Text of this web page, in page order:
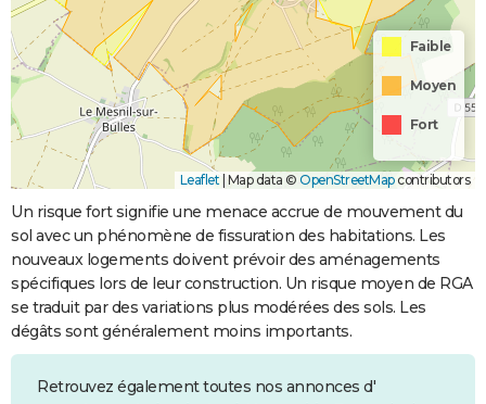
Faible
Moyen
Fort
Leaflet | Map data © OpenStreetMapcontributors
Un risque fort signifie une menace accrue de mouvement du
sol avec un phénomène de fissuration des habitations. Les
nouveaux logements doivent prévoir des aménagements
spécifiques lors de leur construction. Un risque moyen de RGA
se traduit par des variations plus modérées des sols. Les
dégâts sont généralement moins importants.
Retrouvez également toutes nos annonces d'